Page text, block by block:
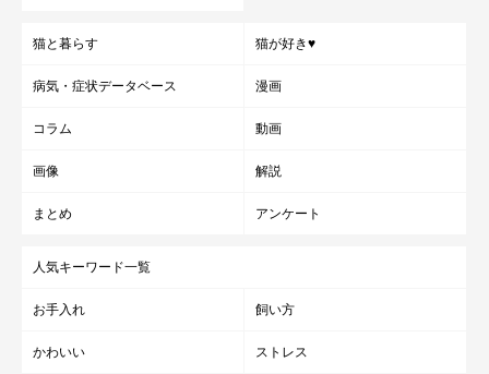
猫と暮らす 猫が好き♥
病気・症状データベース 漫画
コラム 動画
画像 解説
まとめ アンケート
人気キーワード一覧
お手入れ 飼い方
かわいい ストレス